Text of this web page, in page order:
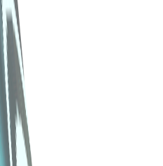
furnizorilor
ale furnizorilor permit o mai
Funcțiile de
la menținerea unor
și servicii